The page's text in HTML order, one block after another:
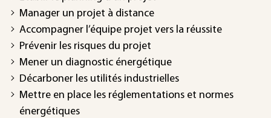
Manager un projet à distance
Accompagner l’équipe projet vers la réussite
Prévenir les risques du projet
Mener un diagnostic énergétique
Décarboner les utilités industrielles
Mettre en place les réglementations et normes
énergétiques